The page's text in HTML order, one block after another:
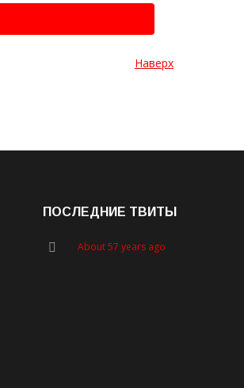
Наверх
ПОСЛЕДНИЕ ТВИТЫ
About 57 years ago